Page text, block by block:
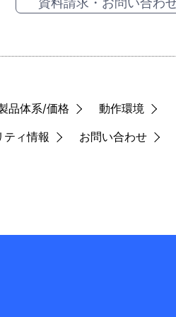
品体系/価格
動作環境
ティ情報 お問い合わせ